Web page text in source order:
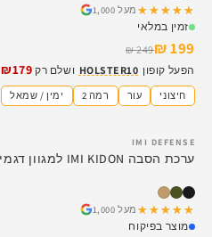
★★★★★
★★★★★ מעל 1,000
זמין במלאי
199 ₪
249 ₪
הפעל קופון HOLSTER10 ושלם רק ₪179
חיצוני עור רמה 2 ימין / שמאל
IMI DEFENSE
ערכת הסבה IMI KIDON למגוון דגמים
★★★★★
★★★★★ מעל 1,000
מוצר בפיקוח